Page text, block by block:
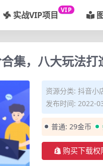
实战VIP项目 VIP
集，八大玩法打
资源分类: 抖音小
发布时间: 2022-
普通: 29金币
购买下载权